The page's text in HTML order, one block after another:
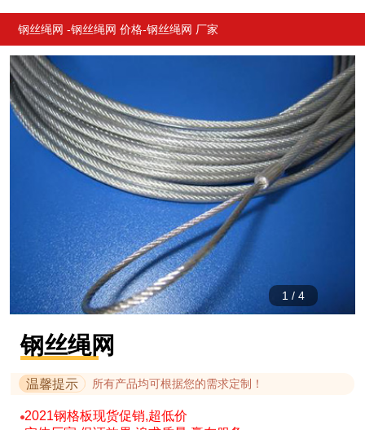
钢丝绳网 -钢丝绳网 价格-钢丝绳网 厂家
产品 介绍 详情 推荐
1 / 4
钢丝绳网
温馨提示 所有产品均可根据您的需求定制！
2021钢格板现货促销,超低价